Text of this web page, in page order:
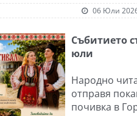
06 Юли
Събитието
юли
Народно
отправя
почивка в